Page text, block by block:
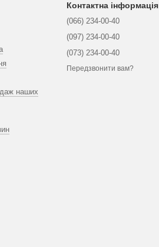
наших
Контактна інформація
(066) 234-00-40
(097) 234-00-40
(073) 234-00-40
Передзвонити вам?